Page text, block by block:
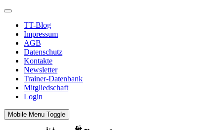
TT-Blog
Impressum
AGB
Datenschutz
Kontakte
Newsletter
Trainer-Datenbank
Mitgliedschaft
Login
Mobile Menu Toggle